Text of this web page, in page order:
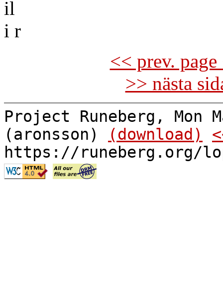
il
i r
<< prev.
>> nästa
Project Runeberg, Mon
(aronsson)
(download)
https://runeberg.org/